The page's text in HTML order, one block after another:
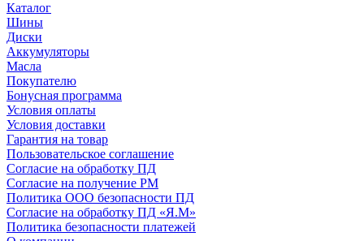
Каталог
Шины
Диски
Аккумуляторы
Масла
Покупателю
Бонусная программа
Условия оплаты
Условия доставки
Гарантия на товар
Пользовательское соглашение
Согласие на обработку ПД
Согласие на получение РМ
Политика ООО безопасности ПД
Согласие на обработку ПД «Я.М»
Политика безопасности платежей